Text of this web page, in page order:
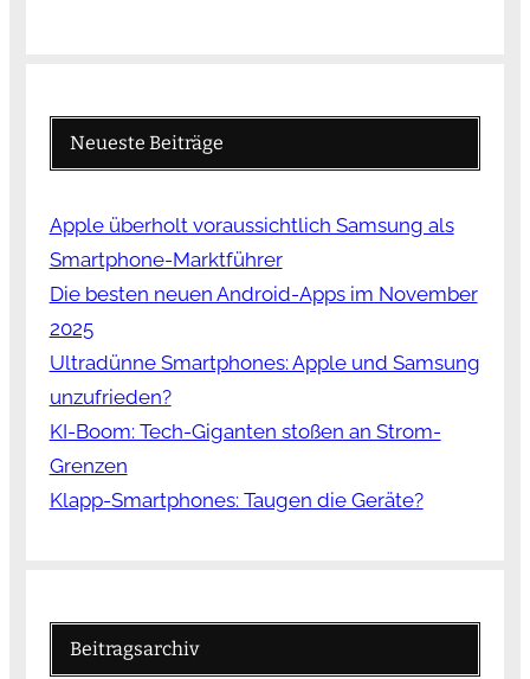
Neueste Beiträge
Apple überholt voraussichtlich Samsung als
Smartphone-Marktführer
Die besten neuen Android-Apps im November
2025
Ultradünne Smartphones: Apple und Samsung
unzufrieden?
KI-Boom: Tech-Giganten stoßen an Strom-
Grenzen
Klapp-Smartphones: Taugen die Geräte?
Beitragsarchiv